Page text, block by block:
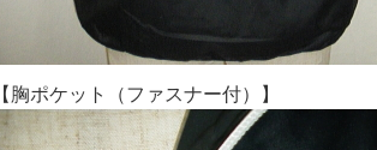
【胸ポケット（ファスナー付）】